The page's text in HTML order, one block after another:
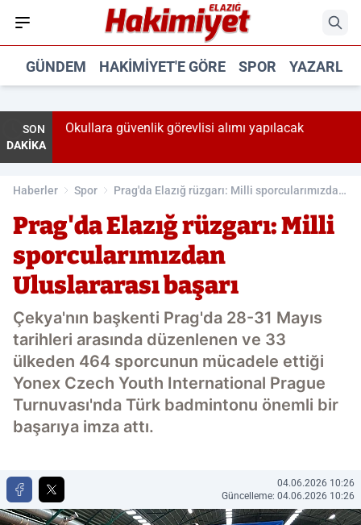
GÜNDEM HAKIMIYET'E GÖRE SPOR
SON
DAKİKA
Okullara güvenlik görevlisi alımı yapılacak
Haberler Spor
Prag'da Elazığ rüzgarı: Milli sporcularımızdan
Prag'da Elazığ rüzgarı: Milli
sporcularımızdan
Uluslararası başarı
Çekya'nın başkenti Prag'da 28-31 Mayıs
tarihleri arasında düzenlenen ve 33
ülkeden 464 sporcunun mücadele ettiği
Yonex Czech Youth International Prague
Turnuvası'nda Türk badmintonu önemli bir
başarıya imza attı.
04.06.2026 10:26
Güncelleme: 04.06.2026 10:26